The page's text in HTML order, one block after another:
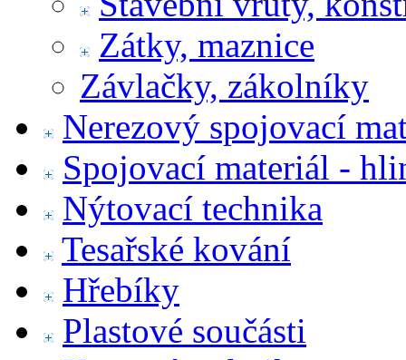
Zátky, maznice
Závlačky, zákolníky
Nerezový spojovací
Spojovací materiál -
Nýtovací technika
Tesařské kování
Hřebíky
Plastové součásti